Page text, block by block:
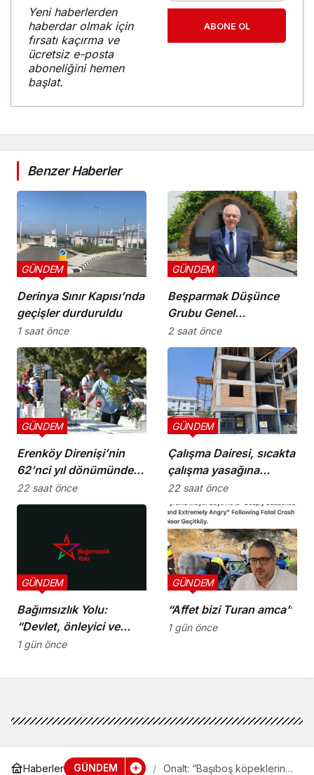
Yeni haberlerden
haberdar olmak için
fırsatı kaçırma ve
ücretsiz e-posta
aboneliğini hemen
başlat.
ABONE OL
Benzer Haberler
Derinya Sınır Kapısı’nda
geçişler durduruldu
GÜNDEM
1 saat önce
Beşparmak Düşünce
Grubu Genel
Koordinatörü M. Ergün
Olgun oldu
GÜNDEM
2 saat önce
Erenköy Direnişi’nin
62’nci yıl dönümünde
şehitler törenle anıldı
GÜNDEM
22 saat önce
Çalışma Dairesi, sıcakta
çalışma yasağına
uymayan 19 iş yerine
uyarı verdi
GÜNDEM
22 saat önce
Bağımsızlık Yolu:
“Devlet, önleyici ve
koruyucu
GÜNDEM
1 gün önce
“Affet bizi Turan amca”
GÜNDEM
1 gün önce
Haberler GÜNDEM
Onalt: “Başıboş köpeklerin